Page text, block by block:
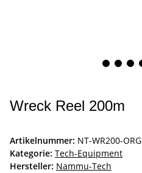
Wreck Reel 200m
Artikelnummer: NT-WR200-ORG
Kategorie: Tech-Equipment
Hersteller: Nammu-Tech